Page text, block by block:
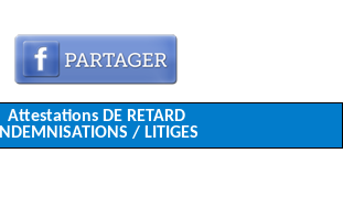
Attestations DE RETARD
INDEMNISATIONS / LITIGES